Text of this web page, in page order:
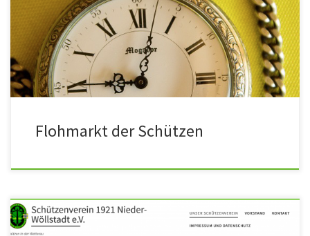
Dies ist kein gewerblicher Flohmarkt, deshalb wird auch kein
Eintritt verlangt.
Flohmarkt der Schützen